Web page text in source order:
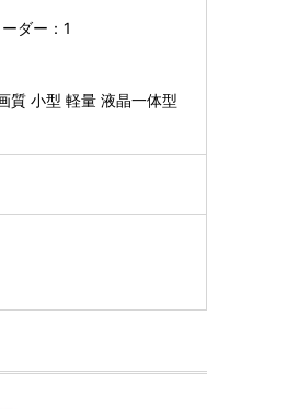
ダー：1
質 小型 軽量 液晶一体型